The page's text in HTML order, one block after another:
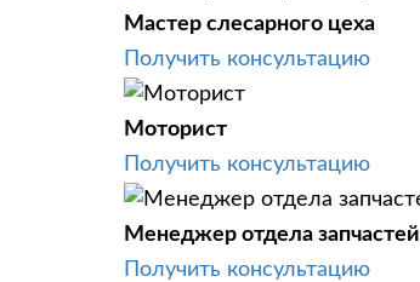
Мастер слесарного цеха
Получить консультацию
Моторист
Получить консультацию
Менеджер отдела запчастей
Получить консультацию